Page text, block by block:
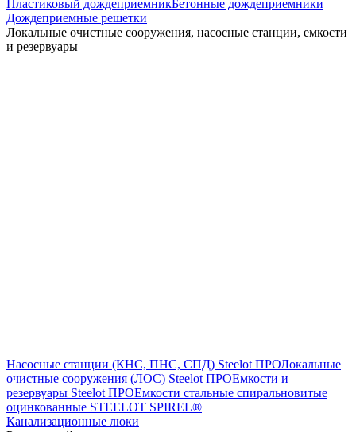
Пластиковый дождеприемникБетонные дождеприемники
Дождеприемные решетки
Локальные очистные сооружения, насосные станции, емкости
и резервуары
Насосные станции (КНС, ПНС, СПД) Steelot ПРОЛокальные
очистные сооружения (ЛОС) Steelot ПРОЕмкости и
резервуары Steelot ПРОЕмкости стальные спиральновитые
оцинкованные STEELOT SPIREL®
Канализационные люки